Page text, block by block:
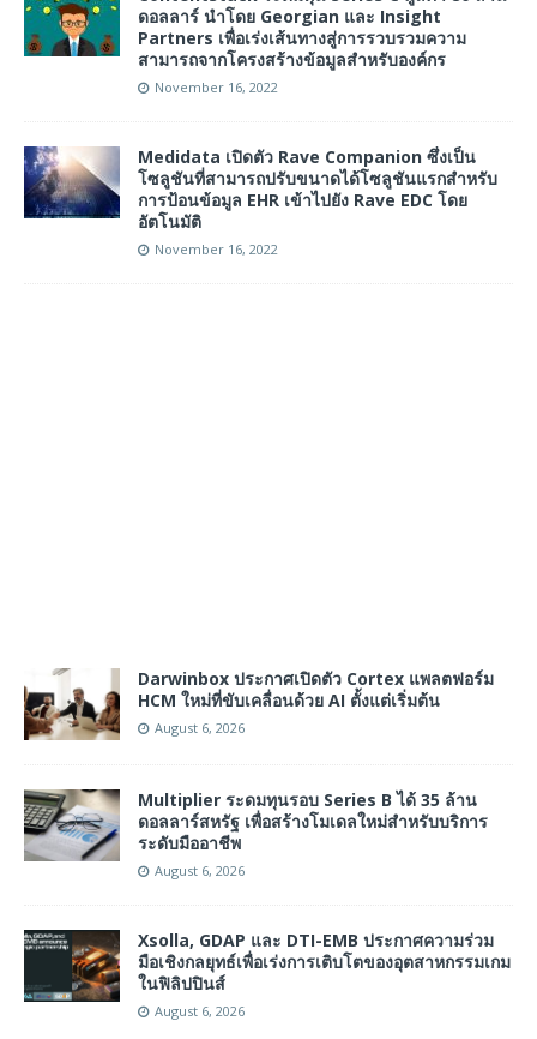
ดอลลาร์ นำโดย Georgian และ Insight
Partners เพื่อเร่งเส้นทางสู่การรวบรวมความ
สามารถจากโครงสร้างข้อมูลสำหรับองค์กร
November 16, 2022
Medidata เปิดตัว Rave Companion ซึ่งเป็น
โซลูชันที่สามารถปรับขนาดได้โซลูชันแรกสำหรับ
การป้อนข้อมูล EHR เข้าไปยัง Rave EDC โดย
อัตโนมัติ
November 16, 2022
Darwinbox ประกาศเปิดตัว Cortex แพลตฟอร์ม
HCM ใหม่ที่ขับเคลื่อนด้วย AI ตั้งแต่เริ่มต้น
August 6, 2026
Multiplier ระดมทุนรอบ Series B ได้ 35 ล้าน
ดอลลาร์สหรัฐ เพื่อสร้างโมเดลใหม่สำหรับบริการ
ระดับมืออาชีพ
August 6, 2026
Xsolla, GDAP และ DTI-EMB ประกาศความร่วม
มือเชิงกลยุทธ์เพื่อเร่งการเติบโตของอุตสาหกรรมเกม
ในฟิลิปปินส์
August 6, 2026